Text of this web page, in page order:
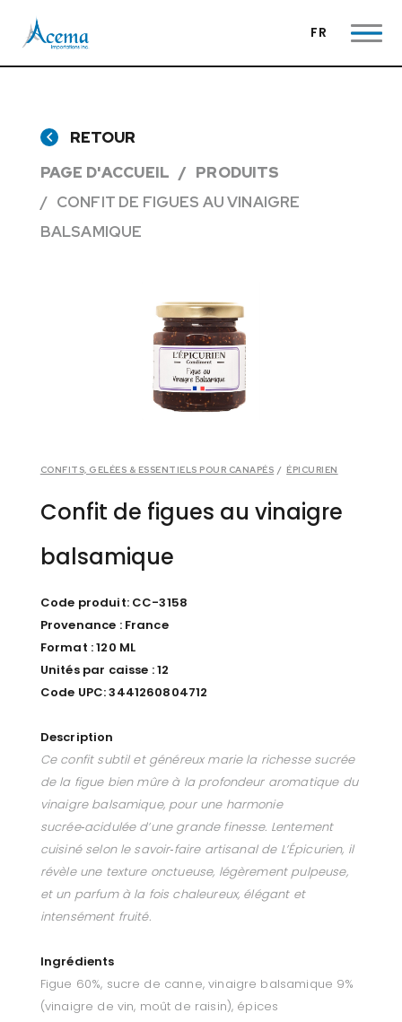
FR
RETOUR
PAGE D'ACCUEIL
PRODUITS
CONFIT DE FIGUES AU VINAIGRE
BALSAMIQUE
CONFITS, GELÉES & ESSENTIELS POUR CANAPÉS / ÉPICURIEN
Confit de figues au vinaigre
balsamique
Code produit: CC-3158
Provenance : France
Format : 120 ML
Unités par caisse : 12
Code UPC: 3441260804712
Description
Ce confit subtil et généreux marie la richesse sucrée
de la figue bien mûre à la profondeur aromatique du
vinaigre balsamique, pour une harmonie
sucrée‑acidulée d’une grande finesse. Lentement
cuisiné selon le savoir‑faire artisanal de L’Épicurien, il
révèle une texture onctueuse, légèrement pulpeuse,
et un parfum à la fois chaleureux, élégant et
intensément fruité.
Ingrédients
Figue 60%, sucre de canne, vinaigre balsamique 9%
(vinaigre de vin, moût de raisin), épices